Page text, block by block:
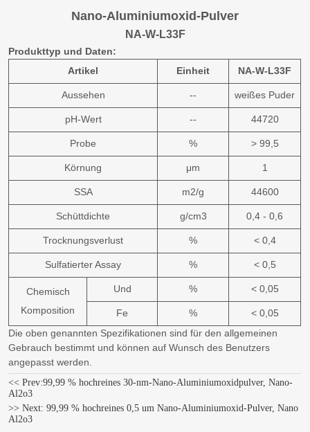
Nano-Aluminiumoxid-Pulver
NA-W-L33F
Produkttyp und Daten:
Artikel
Einheit NA-W-L33F
Aussehen -- weißes Puder
pH-Wert -- 44720
Probe % > 99,5
Körnung μm 1
SSA m2/g 44600
Schüttdichte g/cm3 0,4 - 0,6
Trocknungsverlust % < 0,4
Sulfatierter Assay % < 0,5
Chemisch
Komposition
Und % < 0,05
Fe %
< 0,05
Die oben genannten Spezifikationen sind für den allgemeinen
Gebrauch bestimmt und können auf Wunsch des Benutzers
angepasst werden.
<< Prev:99,99 % hochreines 30-nm-Nano-Aluminiumoxidpulver, Nano-
Al2o3
>> Next:99,99 % hochreines 0,5 um Nano-Aluminiumoxid-Pulver, Nano
Al2o3